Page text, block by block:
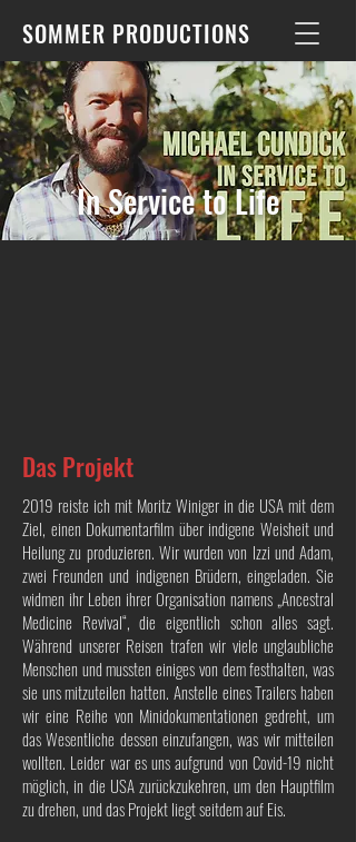
SOMMER PRODUCTIONS
In Service to Life
Das Projekt
2019 reiste ich mit Moritz Winiger in die USA mit dem
Ziel, einen Dokumentarfilm über indigene Weisheit und
Heilung zu produzieren. Wir wurden von Izzi und Adam,
zwei Freunden und indigenen Brüdern, eingeladen. Sie
widmen ihr Leben ihrer Organisation namens „Ancestral
Medicine Revival“, die eigentlich schon alles sagt.
Während unserer Reisen trafen wir viele unglaubliche
Menschen und mussten einiges von dem festhalten, was
sie uns mitzuteilen hatten. Anstelle eines Trailers haben
wir eine Reihe von Minidokumentationen gedreht, um
das Wesentliche dessen einzufangen, was wir mitteilen
wollten. Leider war es uns aufgrund von Covid-19 nicht
möglich, in die USA zurückzukehren, um den Hauptfilm
zu drehen, und das Projekt liegt seitdem auf Eis.